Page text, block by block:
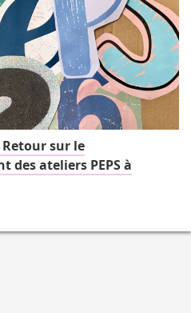
Retour sur le
des ateliers PEPS à